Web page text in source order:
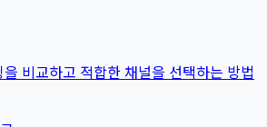
비교하고 적합한 채널을 선택하는 방법